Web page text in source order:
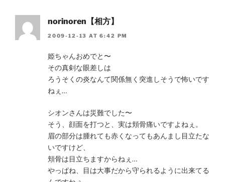
norinoren【相方】
2009-12-13 AT 6:42 PM
姫ちゃんおめでと〜
その真剣な眼差しは
ろうそくの炎なんて関係無く突進しそうで怖いです
ねぇ…
シオンさんは災難でした〜
そう、顔面を打つと、実は頬骨痛いですよねぇ。
眉の部分は腫れても赤くなってもあんまし目立たな
いですけど、
頬骨は目立ちますからねぇ…
やっぱね、目は大事だから守られるように出来てる